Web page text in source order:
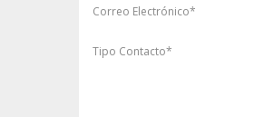
Correo Electrónico*
Tipo Contacto*